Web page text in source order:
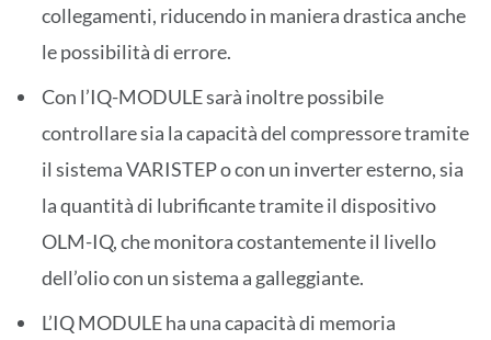
collegamenti, riducendo in maniera drastica anche
le possibilità di errore.
Con l’IQ-MODULE sarà inoltre possibile
controllare sia la capacità del compressore tramite
il sistema VARISTEP o con un inverter esterno, sia
la quantità di lubrificante tramite il dispositivo
OLM-IQ, che monitora costantemente il livello
dell’olio con un sistema a galleggiante.
L’IQ MODULE ha una capacità di memoria